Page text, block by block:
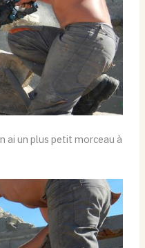
ai un plus petit morceau à